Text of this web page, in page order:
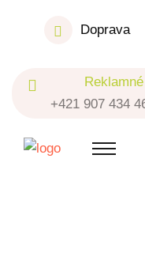
Doprava
+421 907 434